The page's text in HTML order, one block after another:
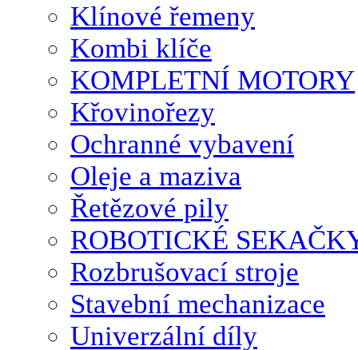
Klínové řemeny
Kombi klíče
KOMPLETNÍ MOTORY
Křovinořezy
Ochranné vybavení
Oleje a maziva
Řetězové pily
ROBOTICKÉ
Rozbrušovací stroje
Stavební mechanizace
Univerzální díly